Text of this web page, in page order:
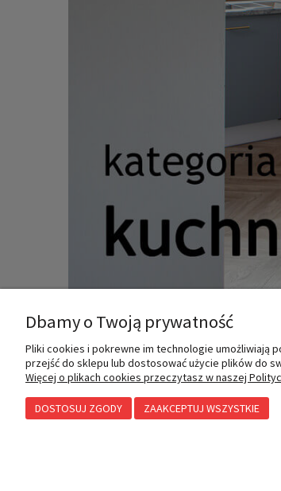
MOJE KONTO
Twoje zamówienia
Polityka
Dbamy o Twoją prywatność
Pliki cookies i pokrewne im technologie umożliwiają
przejść do sklepu lub dostosować użycie plików do
Więcej o plikach cookies przeczytasz w naszej
DOSTOSUJ ZGODY ZAAKCEPTUJ WSZYSTKIE